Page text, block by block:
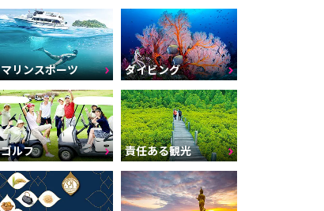
マリンスポーツ ダイビング
ゴルフ 責任ある観光